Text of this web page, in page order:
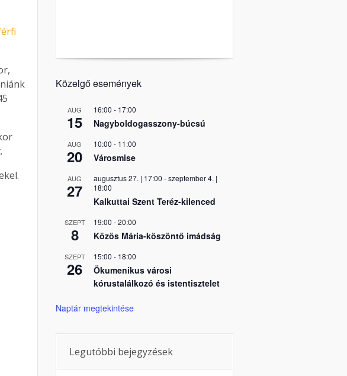
Közelgő események
AUG
15
16:00 - 17:00
Nagyboldogasszony-búcsú
AUG
20
10:00 - 11:00
Városmise
AUG
27
augusztus 27. | 17:00 -szeptember 4. |
18:00
Kalkuttai Szent Teréz-kilenced
SZEPT
8
19:00 -20:00
Közös Mária-köszöntő imádság
SZEPT
26
15:00 - 18:00
Ökumenikus városi
kórustalálkozó és istentisztelet
Naptár megtekintése
Legutóbbi bejegyzések